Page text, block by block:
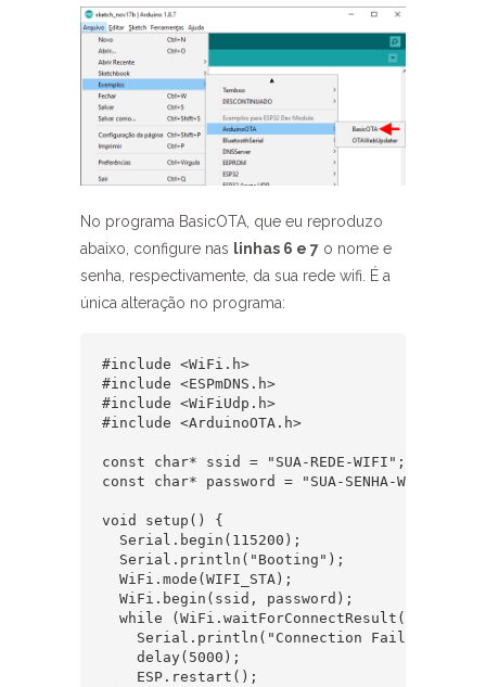
No programa BasicOTA, que eu reproduzo
abaixo, configure nas linhas 6 e 7 o nome e
senha, respectivamente, da sua rede wifi. É a
única alteração no programa:
#include <WiFi.h>
#include <ESPmDNS.h>
#include <WiFiUdp.h>
#include <ArduinoOTA.h>
const char* ssid = "SUA-REDE-WIFI";
const char* password = "SUA-SENHA-WIFI-
void setup() {
  Serial.begin(115200);
  Serial.println("Booting");
  WiFi.mode(WIFI_STA);
  WiFi.begin(ssid, password);
while (WiFi.waitForConnectResult() !=
Serial.println("Connection Failed!
    delay(5000);
    ESP.restart();